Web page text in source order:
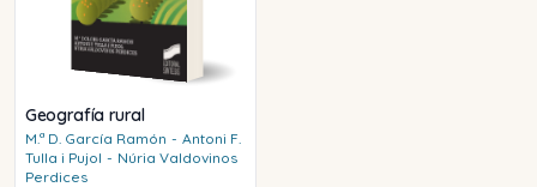
Geografía rural
M.ª D. García Ramón - Antoni F.
Tulla i Pujol - Núria Valdovinos
Perdices